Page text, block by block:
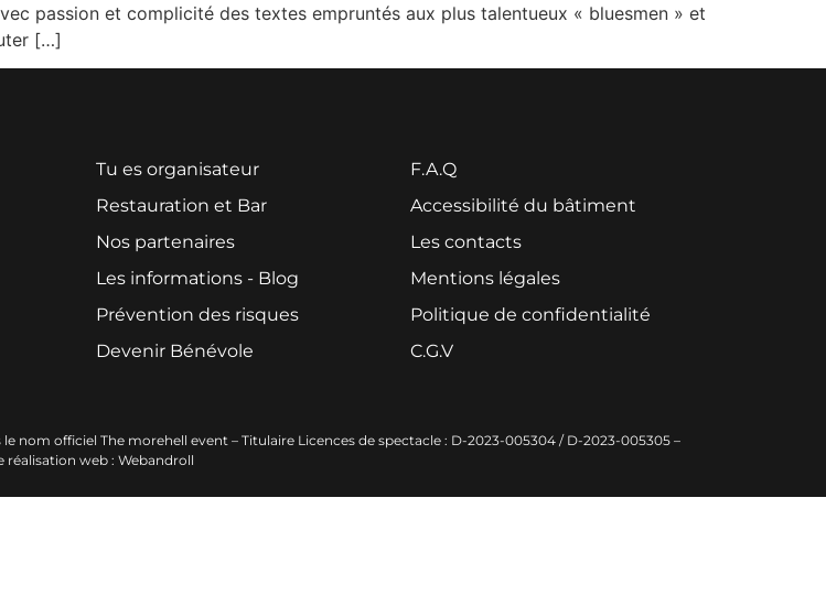
passion et complicité des textes empruntés aux plus talentueux « bluesmen » et
[…]
Tu es organisateur
Restauration et Bar
Nos partenaires
Les informations - Blog
Prévention des risques
Devenir Bénévole
F.A.Q
Accessibilité du bâtiment
Les contacts
Mentions légales
Politique de confidentialité
C.G.V
le nom officiel The morehell event – Titulaire Licences de spectacle : D-2023-005304 / D-2023-005305 –
réalisation web : Webandroll